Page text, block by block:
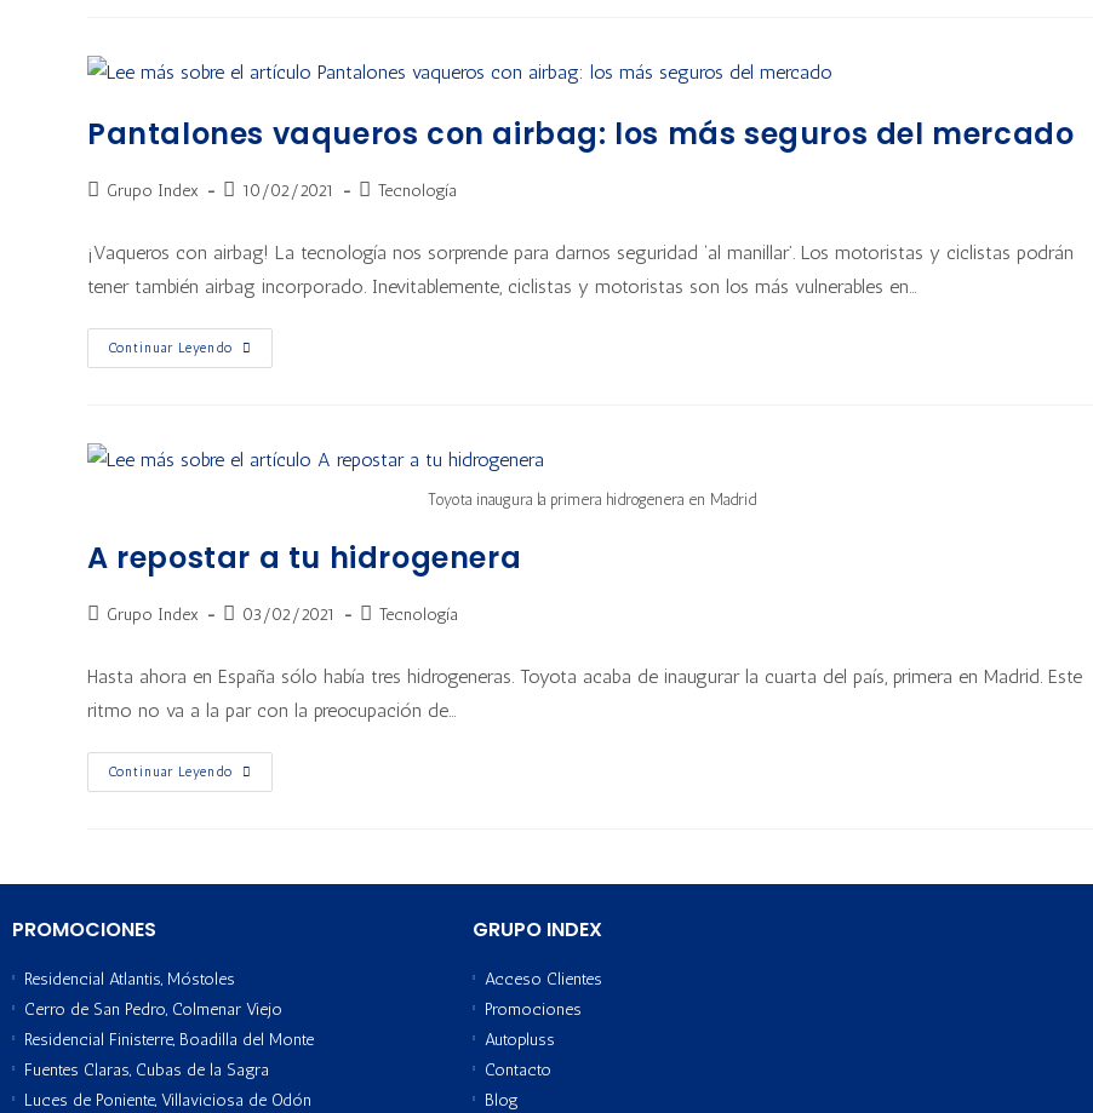
Pantalones vaqueros con airbag: los más seguros del mercado
Grupo Index 10/02/2021 Tecnología
¡Vaqueros con airbag! La tecnología nos sorprende para darnos seguridad ‘al manillar’. Los motoristas y ciclistas podrán
tener también airbag incorporado. Inevitablemente, ciclistas y motoristas son los más vulnerables en…
Continuar Leyendo
Toyota inaugura la primera hidrogenera en Madrid
A repostar a tu hidrogenera
Grupo Index 03/02/2021 Tecnología
Hasta ahora en España sólo había tres hidrogeneras. Toyota acaba de inaugurar la cuarta del país, primera en Madrid. Este
ritmo no va a la par con la preocupación de…
Continuar Leyendo
PROMOCIONES
Residencial Atlantis, Móstoles
Cerro de San Pedro, Colmenar Viejo
Residencial Finisterre, Boadilla del Monte
Fuentes Claras, Cubas de la Sagra
Luces de Poniente, Villaviciosa de Odón
GRUPO INDEX
Acceso Clientes
Promociones
Autopluss
Contacto
Blog